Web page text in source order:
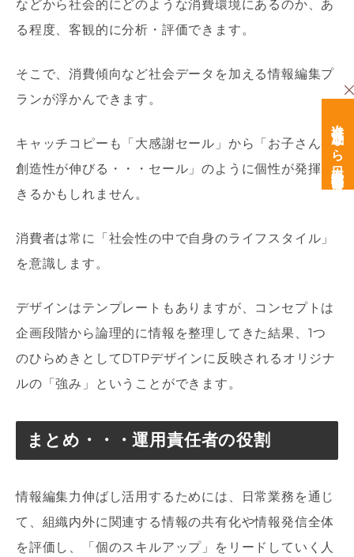
などから社会的にどのような消費環境にあるのか、あ
る程度、客観的に分析・評価できます。
そこで、消費傾向など社会データを加える情報編集プ
ランが浮かんできます。
キャッチコピーも「大感謝セール」から「お子さんの
創造性が伸びる・・・セール」のように個性が発揮で
きるかもしれません。
消費者は常に「社会性の中で自身のライフスタイル」
を意識します。
デザインはテンプレートもありますが、コンセプトは
企画段階から論理的に情報を整理してきた結果、1つ
のひらめきとしてDTPデザインに反映されるオリジナ
ルの「強み」ということができます。
まとめ・・・運用責任者の役割
情報編集力伸ばし活用するためには、日常業務を通じ
て、組織内外に関連する情報の共有化や情報発信全体
を評価し、「個のスキルアップ」をリードしていく人
次世代育成なら日本経営開発研究所